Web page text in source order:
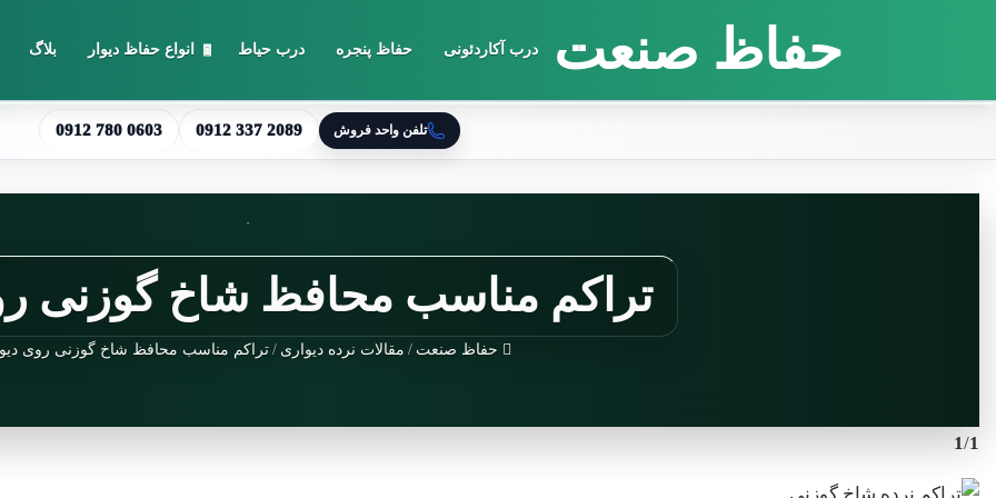
حفاظ صنعت درب آکاردئونی حفاظ پنجره درب حیاط انواع حفاظ دیوار بلاگ
تلفن واحد فروش 0912 780 0603 0912 337 2089
تراکم مناسب محافظ شاخ گوزنی
حفاظ صنعت / مقالات نرده دیواری / تراکم مناسب محافظ شاخ گوزنی روی
1/1